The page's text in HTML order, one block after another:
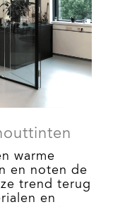
warme
en noten de
trend terug
en